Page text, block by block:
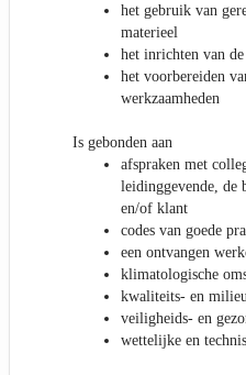
het gebruik van
materieel
het inrichten van
het voorbereiden
werkzaamheden
Is gebonden aan
afspraken met
leidinggevende, de
en/of klant
codes van goede
een ontvangen
klimatologische
kwaliteits- en
veiligheids- en
wettelijke en